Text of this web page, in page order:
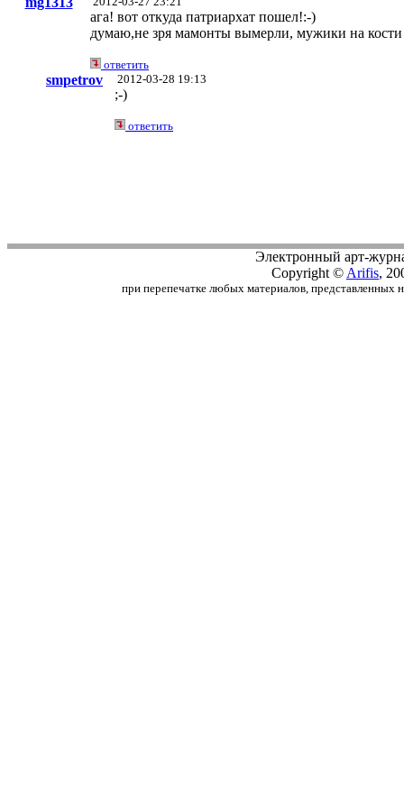
ага! вот откуда патриархат пошел!:-)
думаю,не зря мамонты вымерли, мужики на кости
ответить
smpetrov 2012-03-28 19:13
;-)
ответить
Электронный арт-
Copyright © Arifis,
при перепечатке любых материалов, представленных